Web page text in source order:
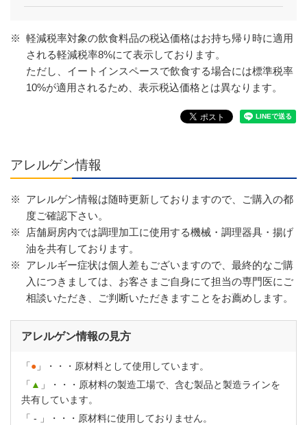
※ 軽減税率対象の飲食料品の税込価格はお持ち帰り時に適用
される軽減税率8%にて表示しております。
ただし、イートインスペースで飲食する場合には標準税率
10%が適用されるため、表示税込価格とは異なります。
アレルゲン情報
※
アレルゲン情報は随時更新しておりますので、ご購入の都
度ご確認下さい。
※
店舗厨房内では調理加工に使用する機械・調理器具・揚げ
油を共有しております。
※
アレルギー症状は個人差もございますので、最終的なご購
入につきましては、お客さまご自身にて担当の専門医にご
相談いただき、ご判断いただきますことをお薦めします。
アレルゲン情報の見方
「● 」・・・原材料として使用しています。
「 ▲ 」・・・原材料の製造工場で、含む製品と製造ラインを
共有しています。
「 - 」・・・原材料に使用しておりません。